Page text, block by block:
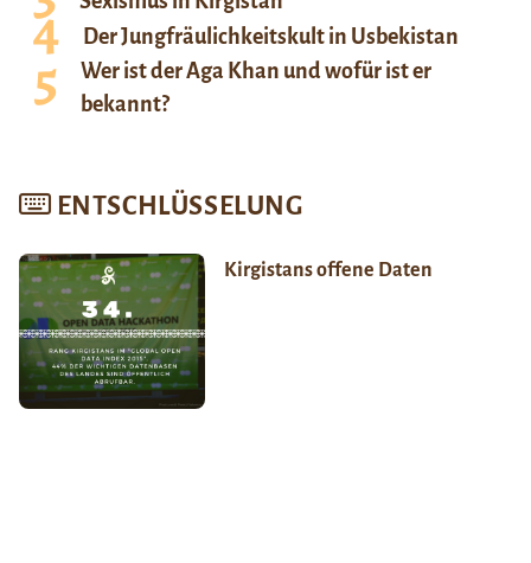
Der Jungfräulichkeitskult in Usbekistan
Wer ist der Aga Khan und wofür ist er
bekannt?
ENTSCHLÜSSELUNG
Kirgistans offene Daten